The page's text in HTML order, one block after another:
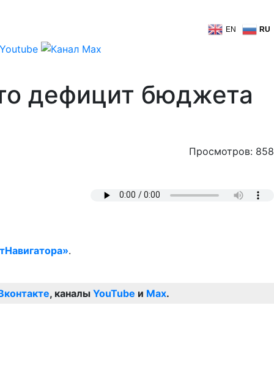
EN RU
дефицит бюджета
Просмотров: 858
.
, каналы YouTube и Max.